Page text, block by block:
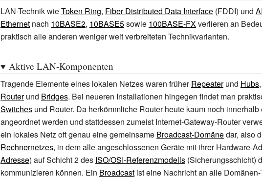
LAN-Technik wieToken Ring, Fiber Distributed Data Interface (FDDI) und
Ethernet nach 10BASE2, 10BASE5sowie 100BASE-FXverlieren an
praktisch alle anderen weniger weit verbreiteten Technikvarianten.
Aktive LAN-Komponenten
Tragende Elemente eines lokalen Netzes waren früherRepeaterund Hubs
Routerund Bridges. Bei neueren Installationen hingegen findet man
Switches und Router. Da herkömmliche Router heute kaum noch
angeordnet werden und stattdessen zumeist Internet-Gateway-Router
ein lokales Netz oft genau eine gemeinsame Broadcast-Domänedar, also
Rechnernetzes, in dem alle angeschlossenen Geräte mit ihrer Hardware-
Adresse) auf Schicht 2 des ISO/OSI-Referenzmodells (Sicherungsschicht)
kommunizieren können. Ein Broadcast ist eine Nachricht an alle